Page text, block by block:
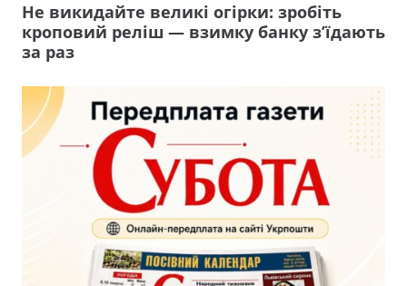
Не викидайте великі огірки: зробіть
кроповий реліш — взимку банку з’їдають
за раз